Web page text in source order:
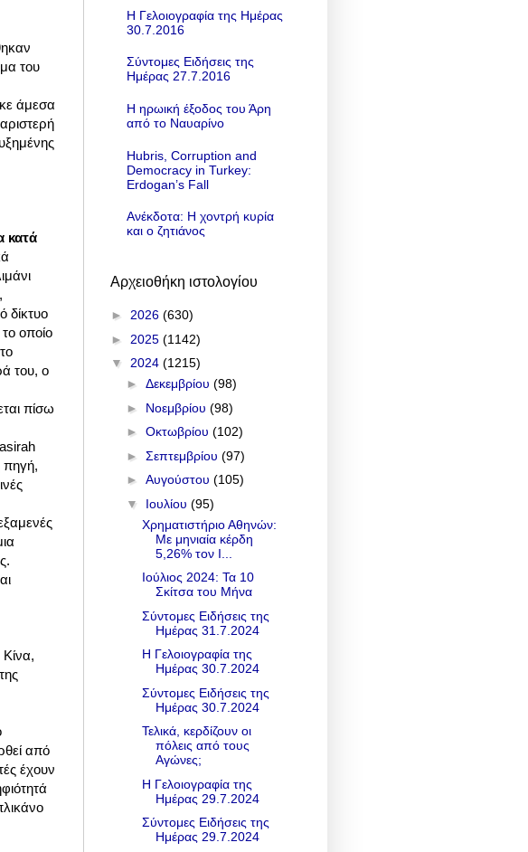
του
άμεσα
κατά
δίκτυο
οποίο
του, ο
πίσω
πηγή,
από
έχουν
Η Γελοιογραφία της Ημέρας
30.7.2016
Σύντομες Ειδήσεις της
Ημέρας 27.7.2016
Η ηρωική έξοδος του Άρη
από το Ναυαρίνο
Hubris, Corruption and
Democracy in Turkey:
Erdogan’s Fall
Ανέκδοτα: Η χοντρή κυρία
και ο ζητιάνος
Αρχειοθήκη ιστολογίου
► 2026 (630)
► 2025 (1142)
▼ 2024 (1215)
► Δεκεμβρίου (98)
► Νοεμβρίου (98)
► Οκτωβρίου (102)
► Σεπτεμβρίου (97)
► Αυγούστου (105)
▼ Ιουλίου (95)
Χρηματιστήριο Αθηνών:
Με μηνιαία κέρδη
5,26% τον Ι...
Ιούλιος 2024: Τα 10
Σκίτσα του Μήνα
Σύντομες Ειδήσεις της
Ημέρας 31.7.2024
Η Γελοιογραφία της
Ημέρας 30.7.2024
Σύντομες Ειδήσεις της
Ημέρας 30.7.2024
Τελικά, κερδίζουν οι
πόλεις από τους
Αγώνες;
Η Γελοιογραφία της
Ημέρας 29.7.2024
Σύντομες Ειδήσεις της
Ημέρας 29.7.2024